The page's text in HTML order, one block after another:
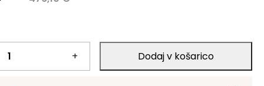
+ Dodaj v košarico